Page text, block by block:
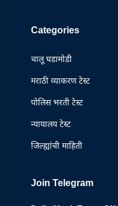
Categories
चालू घडामोडी
मराठी व्याकरण टेस्ट
पोलिस भरती टेस्ट
न्यायालय टेस्ट
जिल्ह्यांची माहिती
Join Telegram